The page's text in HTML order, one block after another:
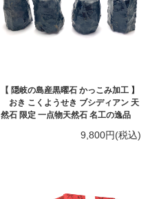
【 隠岐の島産黒曜石 かっこみ加工 】
おき こくようせき ブシディアン 天
然石 限定 一点物天然石 名工の逸品
9,800円(税込)